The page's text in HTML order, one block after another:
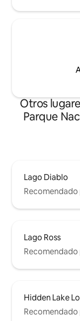
Otros
Parque
Lago Diablo
Lago Ross
Hidden Lake